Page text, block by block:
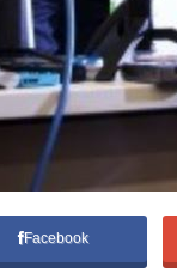
Facebook